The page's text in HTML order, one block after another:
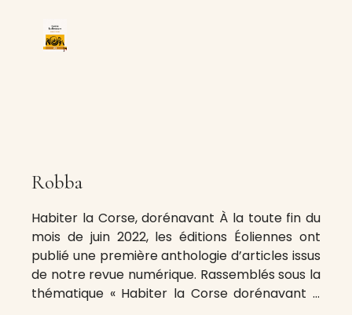
Robba
Habiter la Corse, dorénavant À la toute fin du
mois de juin 2022, les éditions Éoliennes ont
publié une première anthologie d’articles issus
de notre revue numérique. Rassemblés sous la
thématique « Habiter la Corse dorénavant »,